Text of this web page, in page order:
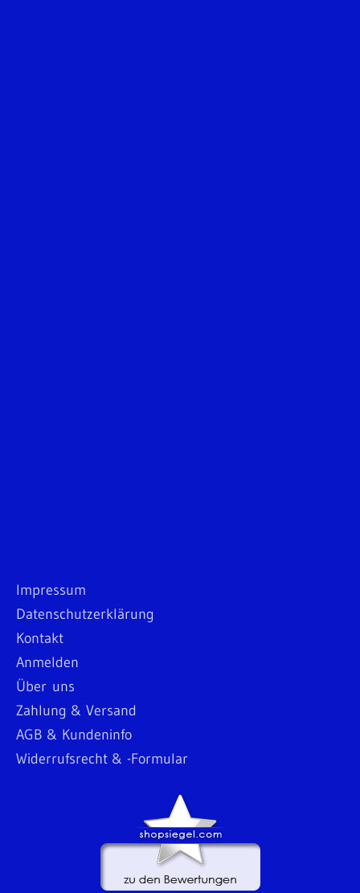
Impressum
Datenschutzerklärung
Kontakt
Anmelden
Über uns
Zahlung & Versand
AGB & Kundeninfo
Widerrufsrecht & -Formular